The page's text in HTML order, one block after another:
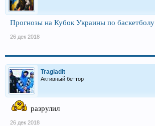
Прогнозы на Кубок Украины по баскетболу
26 дек 2018
Tragladit
Активный беттор
разрулил
26 дек 2018